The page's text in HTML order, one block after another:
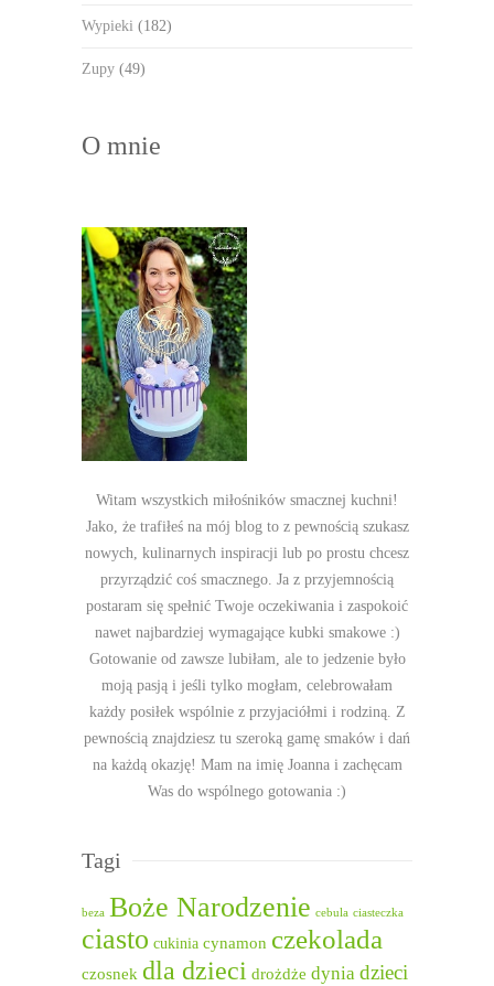
Wypieki (182)
Zupy (49)
O mnie
Witam wszystkich miłośników smacznej kuchni!
Jako, że trafiłeś na mój blog to z pewnością szukasz
nowych, kulinarnych inspiracji lub po prostu chcesz
przyrządzić coś smacznego. Ja z przyjemnością
postaram się spełnić Twoje oczekiwania i zaspokoić
nawet najbardziej wymagające kubki smakowe :)
Gotowanie od zawsze lubiłam, ale to jedzenie było
moją pasją i jeśli tylko mogłam, celebrowałam
każdy posiłek wspólnie z przyjaciółmi i rodziną. Z
pewnością znajdziesz tu szeroką gamę smaków i dań
na każdą okazję! Mam na imię Joanna i zachęcam
Was do wspólnego gotowania :)
Tagi
beza Boże Narodzenie cebula ciasteczka
ciasto cukinia cynamon czekolada
czosnek dla dzieci drożdże dynia dzieci